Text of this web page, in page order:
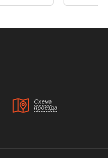
Схема
проезда